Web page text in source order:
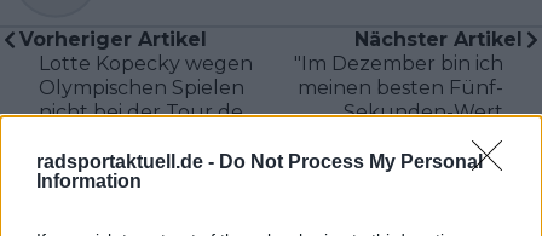
radsportaktuell.de - Do Not Process My Personal
Information
Vorheriger Artikel
Lotte Kopecky wegen
Olympischen Spielen
nicht bei der Tour de
Nächster Artikel
"Im Dezember bin ich
meinen besten Fünf-
Sekunden-Wert
überhaupt gefahren"
- Thibau Nys